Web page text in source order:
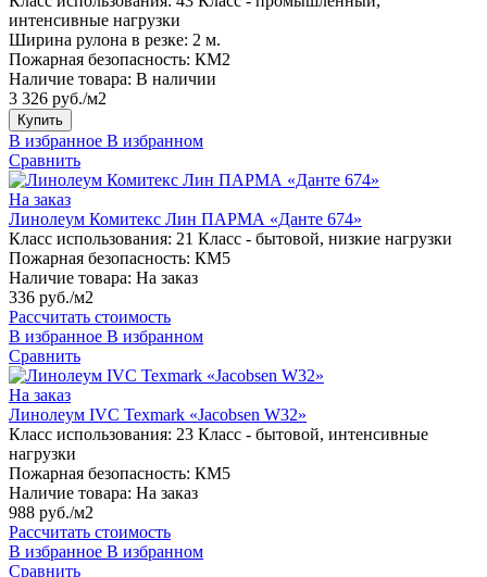
интенсивные нагрузки
Ширина рулона в резке: 2 м.
Пожарная безопасность: КМ2
Наличие товара: В наличии
3 326 руб./м2
Купить
В избранное В избранном
Сравнить
На заказ
Линолеум Комитекс Лин ПАРМА «Данте 674»
Класс использования: 21 Класс - бытовой, низкие нагрузки
Пожарная безопасность: КМ5
Наличие товара: На заказ
336 руб./м2
Рассчитать стоимость
В избранное В избранном
Сравнить
На заказ
Линолеум IVC Texmark «Jacobsen W32»
Класс использования: 23 Класс - бытовой, интенсивные
нагрузки
Пожарная безопасность: КМ5
Наличие товара: На заказ
988 руб./м2
Рассчитать стоимость
В избранное В избранном
Сравнить